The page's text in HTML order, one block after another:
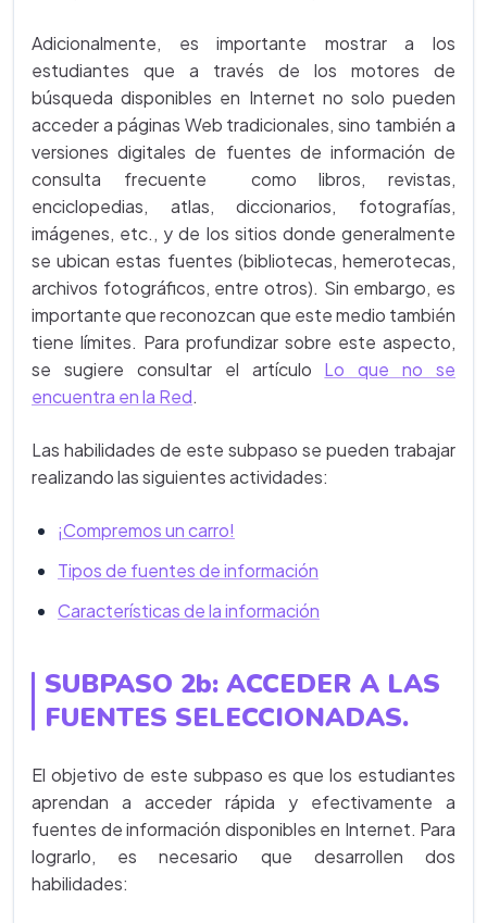
Adicionalmente, es importante mostrar a los
estudiantes que a través de los motores de
búsqueda disponibles en Internet no solo pueden
acceder a páginas Web tradicionales, sino también a
versiones digitales de fuentes de información de
consulta frecuente como libros, revistas,
enciclopedias, atlas, diccionarios, fotografías,
imágenes, etc., y de los sitios donde generalmente
se ubican estas fuentes (bibliotecas, hemerotecas,
archivos fotográficos, entre otros). Sin embargo, es
importante que reconozcan que este medio también
tiene límites. Para profundizar sobre este aspecto,
se sugiere consultar el artículo Lo que no se
encuentra en la Red.
Las habilidades de este subpaso se pueden trabajar
realizando las siguientes actividades:
¡Compremos un carro!
Tipos de fuentes de información
Características de la información
SUBPASO 2b: ACCEDER A LAS
FUENTES SELECCIONADAS.
El objetivo de este subpaso es que los estudiantes
aprendan a acceder rápida y efectivamente a
fuentes de información disponibles en Internet. Para
lograrlo, es necesario que desarrollen dos
habilidades: